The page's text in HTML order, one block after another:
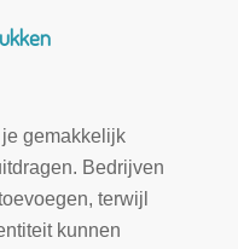
gemakkelijk
Bedrijven
terwijl
kunnen